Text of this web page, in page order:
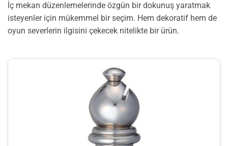
İç mekan düzenlemelerinde özgün bir dokunuş yaratmak
isteyenler için mükemmel bir seçim. Hem dekoratif hem de
oyun severlerin ilgisini çekecek nitelikte bir ürün.